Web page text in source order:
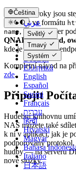
Čeština
عربي
Català
Čeština
Dansk
Deutsch
Ελληνικά
English
Español
Suomi
Français
עברית
हिन्दी
Hrvatski
Magyar
Bahasa
Italiano
日本語
Světlý
Tmavý
Systém
Všechny kroky jsou
měla být ve formátu
name, pokud server
QNAP, Nextcloud,
kde je k dispozici
Kompletní návod na
zde.
Připojit
Hudební knihovnu
NAS můžete také
k ní v aplikaci, jak je
podporovaný protokol,
hudby — na serveru
nové složky.